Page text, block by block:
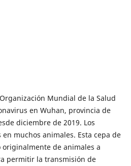
Mundial de la Salud
en Wuhan, provincia de
diciembre de 2019. Los
muchos animales. Esta cepa de
de animales a
permitir la transmisión de